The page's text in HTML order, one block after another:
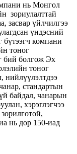
нь Монгол
зориулалттай
засвар үйлчилгээ
үндэсний
бүтээгч компани
тоног
бий болгож Эх
тоног
нийлүүлэлтдээ
стандартын
байдал, чанарын
хэрэглэгчээ
нь дор 150-иад